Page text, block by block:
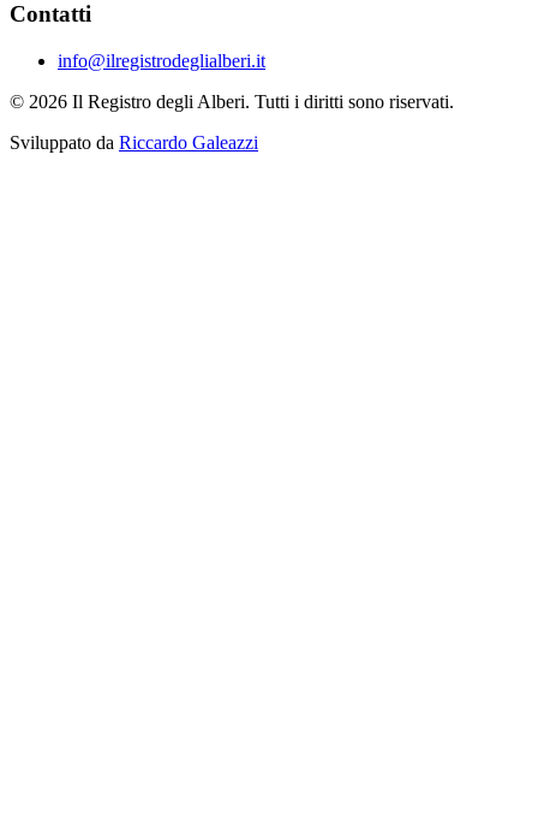
Contatti
info@ilregistrodeglialberi.it
© 2026 Il Registro degli Alberi. Tutti i diritti sono riservati.
Sviluppato da Riccardo Galeazzi